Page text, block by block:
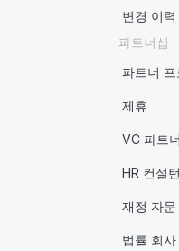
변경 이력
파트너십
파트너 프
제휴
VC 파트너
HR 컨설
재정 자문
법률 회사